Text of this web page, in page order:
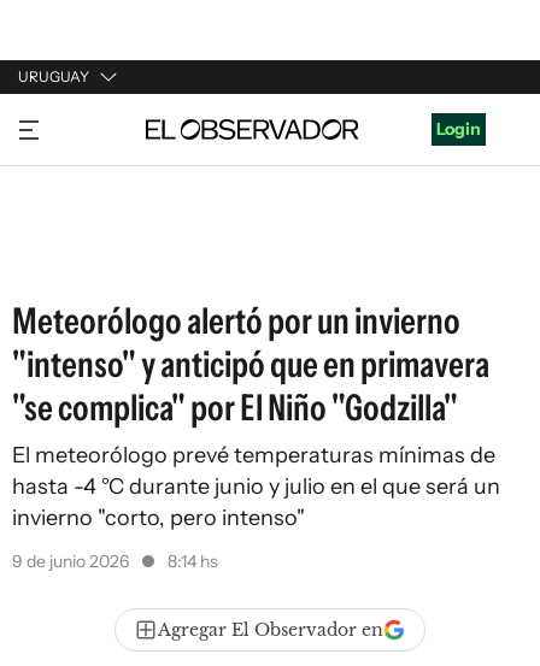
URUGUAY
URUGUAY
ARGENTINA
Login
Meteorólogo alertó por un invierno
"intenso" y anticipó que en primavera
"se complica" por El Niño "Godzilla"
El meteorólogo prevé temperaturas mínimas de
hasta -4 °C durante junio y julio en el que será un
invierno "corto, pero intenso"
9 de junio 2026 8:14 hs
Agregar El Observador en